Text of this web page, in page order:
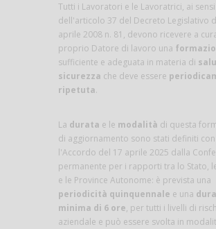
Tutti i Lavoratori e le Lavoratrici, ai sensi
dell'articolo 37 del Decreto Legislativo
aprile 2008 n. 81, devono ricevere a
proprio Datore di lavoro una
sufficiente e adeguata in materia di
sicurezza che deve essere
ripetuta.
La durata e le modalità di questa
di aggiornamento sono stati definiti con
l'Accordo del 17 aprile 2025 dalla
permanente per i rapporti tra lo Stato,
e le Province Autonome: è prevista una
periodicità quinquennale e una
minima di 6 ore, per tutti i livelli di
aziendale e può essere svolta in